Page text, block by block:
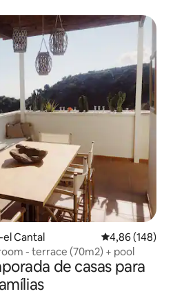
el Cantal 4,86 de uma
4,86 (148)
- terrace (70m2) + pool
de casas para